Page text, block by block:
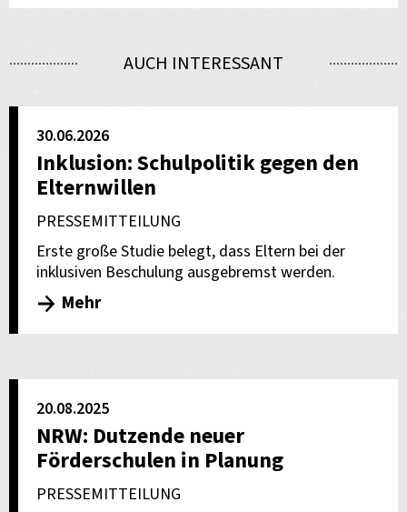
versenden
AUCH INTERESSANT
30.06.2026
Inklusion: Schulpolitik gegen den
Elternwillen
PRESSEMITTEILUNG
Erste große Studie belegt, dass Eltern bei der
inklusiven Beschulung ausgebremst werden.
Mehr
20.08.2025
NRW: Dutzende neuer
Förderschulen in Planung
PRESSEMITTEILUNG